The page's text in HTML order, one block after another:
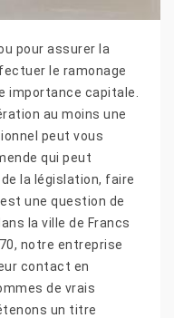
pour assurer la
le ramonage
importance capitale.
au moins une
peut vous
qui peut
la législation, faire
une question de
la ville de Francs
notre entreprise
contact en
de vrais
un titre